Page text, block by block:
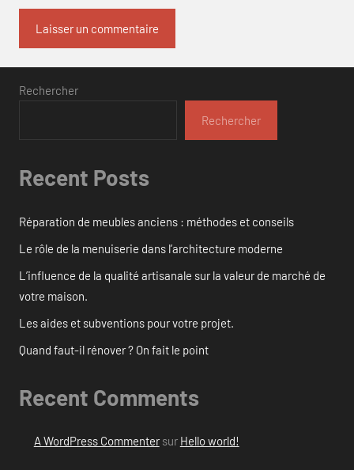
Rechercher
Rechercher
Recent Posts
Réparation de meubles anciens : méthodes et conseils
Le rôle de la menuiserie dans l’architecture moderne
L’influence de la qualité artisanale sur la valeur de marché de
votre maison.
Les aides et subventions pour votre projet.
Quand faut-il rénover ? On fait le point
Recent Comments
A WordPress Commentersur Hello world!